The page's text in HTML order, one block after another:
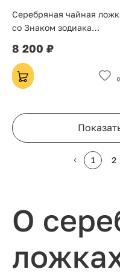
Серебряная чайная
со Знаком зодиака
8 200 ₽
1 2
О